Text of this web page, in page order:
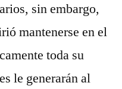
sin embargo,
mantenerse en el
toda su
le generarán al